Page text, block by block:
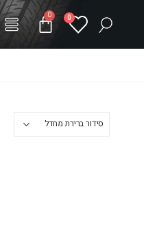
0
0